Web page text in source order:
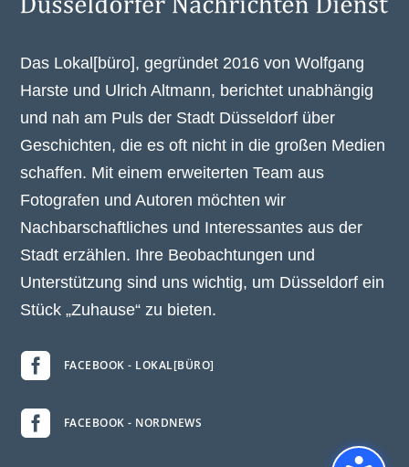
Das Lokal[büro], gegründet 2016 von Wolfgang
Harste und Ulrich Altmann, berichtet unabhängig
und nah am Puls der Stadt Düsseldorf über
Geschichten, die es oft nicht in die großen Medien
schaffen. Mit einem erweiterten Team aus
Fotografen und Autoren möchten wir
Nachbarschaftliches und Interessantes aus der
Stadt erzählen. Ihre Beobachtungen und
Unterstützung sind uns wichtig, um Düsseldorf ein
Stück „Zuhause“ zu bieten.
 FACEBOOK - LOKAL[BÜRO]
 FACEBOOK - NORDNEWS